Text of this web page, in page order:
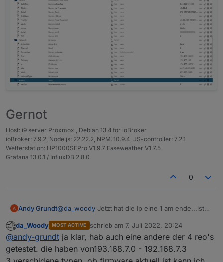
(https://github.com/ioBroker/AdapterRequests/iss
ues/596
Netzwerk Infos auslesen
Motion Detection überwachen
Eine offizielle API Doku seitens Reolink gibt es
leider nicht wirklich, dafür aber folgendes
Dokument:
https://drive.google.com/drive/folders/19vQBJia0
wKvzwscA-EpTDSFV5OfNYUL6
Über Tests und euer Feedback freue ich mich
sehr.
Fragen, wünsche oder Anregungen sind gerne
gesehen.
Andy
Gernot
Host: i9 server Proxmox , Debian 13.4 for ioBroker
ioBroker: 7.9.2, Node.js: 22.22.2, NPM: 10.9.4, JS-controller: 7.2.1
Wetterstation: HP1000SEPro V1.9.7 Easeweather V1.7.5
Grafana 13.0.1 / InfluxDB 2.8.0
0
Andy Grundt@da_woody Jetzt hat die Ip eine 1 am ende...ist
dich mit dem Benutzer und Passwort auf der
Kamera anmelden?
Probier mal ob du unter folgender URL eine
https://192.168.7.1/api.cgi?
cmd=GetDevInfo&channel=0&user=#user#&pass
word=#password#
user und password bitte noch eintragen...
Offline
da_Woody MOST ACTIVE schrieb am 7. Juli 2022, 20:24
zuletzt editiert von
@andy-grundt ja klar, hab auch eine andere der 4 reo's
getestet. die haben von193.168.7.0 - 192.168.7.3